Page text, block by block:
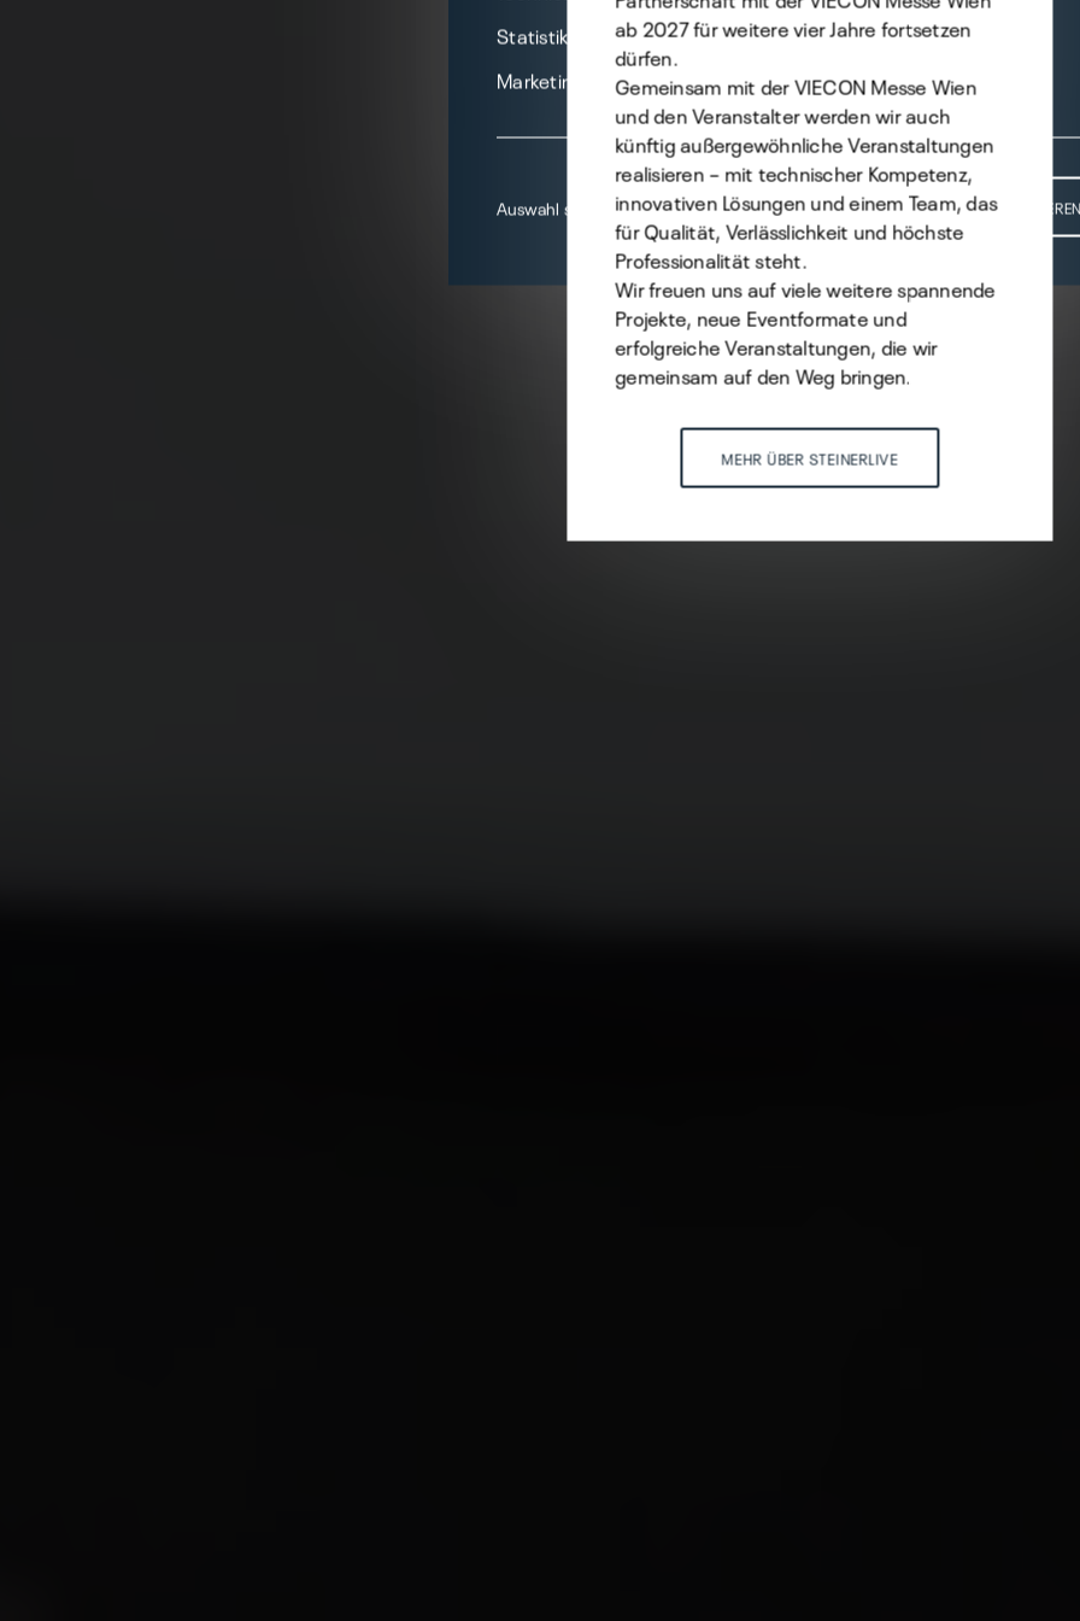
Statistik
Marketing
Auswahl speichern ALLE
ab 2027 für weitere vier Jahre fortsetzen
dürfen.
Gemeinsam mit der VIECON Messe Wien
und den Veranstalter werden wir auch
künftig außergewöhnliche Veranstaltungen
realisieren – mit technischer Kompetenz,
innovativen Lösungen und einem Team, das
für Qualität, Verlässlichkeit und höchste
Professionalität steht.
Wir freuen uns auf viele weitere spannende
Projekte, neue Eventformate und
erfolgreiche Veranstaltungen, die wir
gemeinsam auf den Weg bringen.
MEHR ÜBER STEINERLIVE